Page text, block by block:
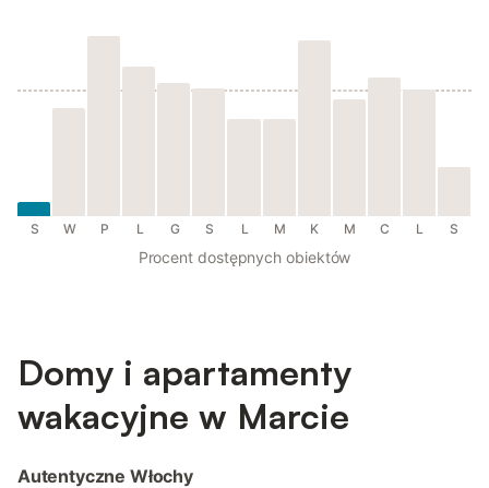
S W P L G S L M K M C L S
Procent dostępnych obiektów
Domy i apartamenty
wakacyjne w Marcie
Autentyczne Włochy